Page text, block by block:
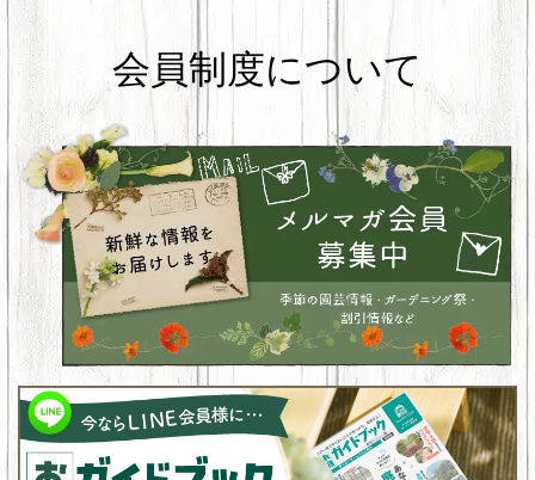
会員制度について